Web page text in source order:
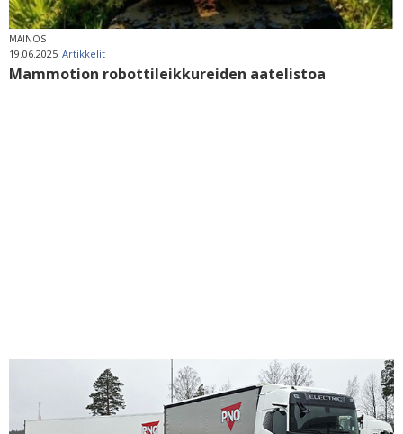
MAINOS
19.06.2025 Artikkelit
Mammotion robottileikkureiden aatelistoa